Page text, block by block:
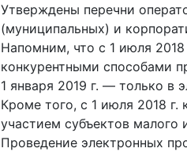
Утверждены перечни
(муниципальных) и
Напомним, что с 1 июля
конкурентными способами
1 января 2019 г. — только в
Кроме того, с 1 июля 2018 г.
участием субъектов малого
Проведение электронных